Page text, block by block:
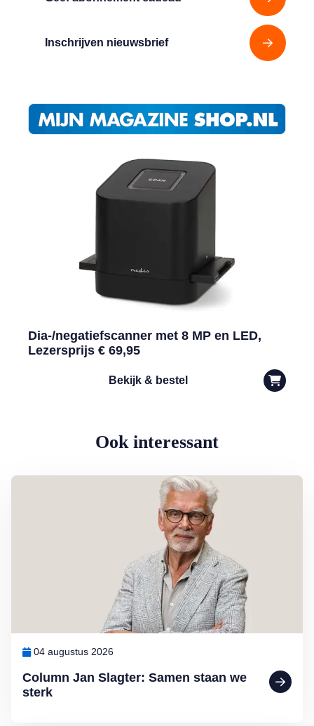
Inschrijven nieuwsbrief
Dia-/negatiefscanner met 8 MP en LED,
Lezersprijs € 69,95
Bekijk & bestel
Ook interessant
Column Jan Slagter: Samen staan we
sterk
04 augustus 2026
Lees meer over Column Jan Slagter: Samen staan we sterk